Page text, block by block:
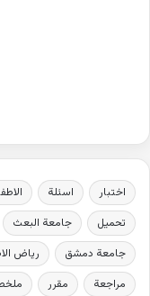
اختبار اسئلة
تحميل
جامعة البعث
جامعة دمشق
رياض
مراجعة
مقرر